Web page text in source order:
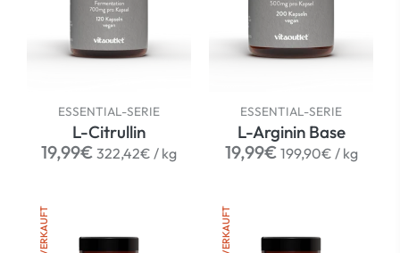
ESSENTIAL-SERIE
L-Citrullin
Normaler
19,99€ 322,42€ / per
kg
ESSENTIAL-SERIE
L-Arginin Base
Normaler
19,99€ 199,90€ / per
kg